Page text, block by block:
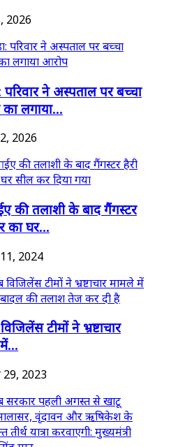
2026
परिवार ने अस्पताल पर बच्चा
लगाया...
2026
की तलाशी के बाद गैंगस्टर
का घर...
2024
टीमों ने भ्रष्टाचार
29, 2023